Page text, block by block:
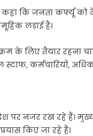
कहा कि जनता कर्फ्यू
लड़ाई है।
के लिए तैयार रहना
कर्मचारियों,
पर नजर रख रहे हैं।
किए जा रहे हैं।